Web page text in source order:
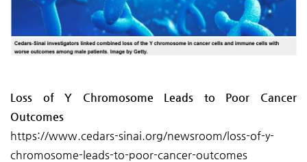
Loss of Y Chromosome Leads to Poor Cancer
Outcomes
https://www.cedars-sinai.org/newsroom/loss-of-y-
chromosome-leads-to-poor-cancer-outcomes